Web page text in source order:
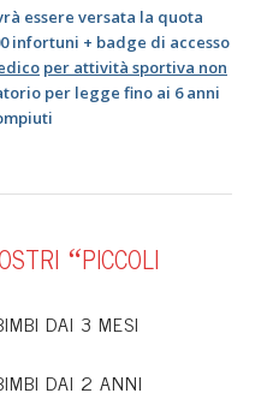
essere versata la quota
infortuni + badge di accesso
per attività sportiva non
per legge fino ai 6 anni
“PICCOLI
DAI 3 MESI
DAI 2 ANNI